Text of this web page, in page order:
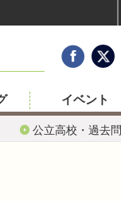
公立高校・過去問
イベント